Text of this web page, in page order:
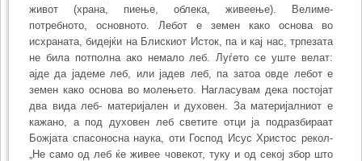
живот (храна, пиење, облека, живеење). Велиме-
потребното, основното. Лебот е земен како основа во
исхраната, бидејќи на Блискиот Исток, па и кај нас, трпезата
не била потполна ако немало леб. Луѓето се уште велат:
ајде да јадеме леб, или јадев леб, па затоа овде лебот е
земен како основа во молењето. Нагласувам дека постојат
два вида леб- материјален и духовен. За материјалниот е
кажано, а под духовен леб светите отци ја подразбираат
Божјата спасоносна наука, оти Господ Исус Христос рекол-
„Не само од леб ќе живее човекот, туку и од секој збор што